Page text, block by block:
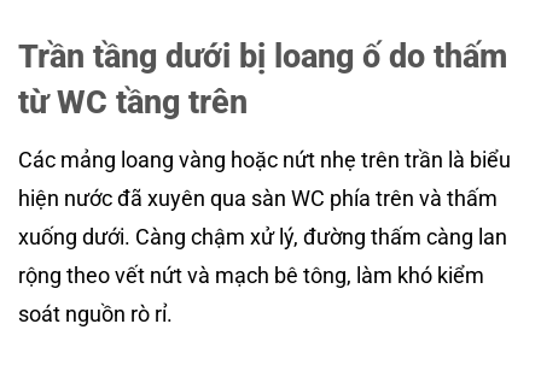
Trần tầng dưới bị loang ố do thấm
từ WC tầng trên
Các mảng loang vàng hoặc nứt nhẹ trên trần là biểu
hiện nước đã xuyên qua sàn WC phía trên và thấm
xuống dưới. Càng chậm xử lý, đường thấm càng lan
rộng theo vết nứt và mạch bê tông, làm khó kiểm
soát nguồn rò rỉ.